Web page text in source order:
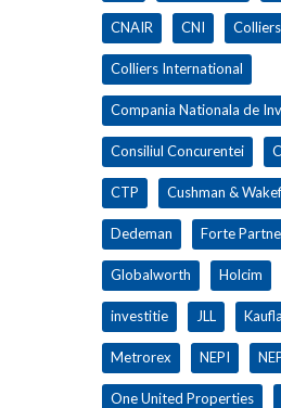
CNAIR CNI Colliers
Colliers International
Compania Nationala de
Consiliul Concurentei
CTP Cushman &
Dedeman Forte
Globalworth Holcim
investitie JLL
Metrorex NEPI
One United Properties